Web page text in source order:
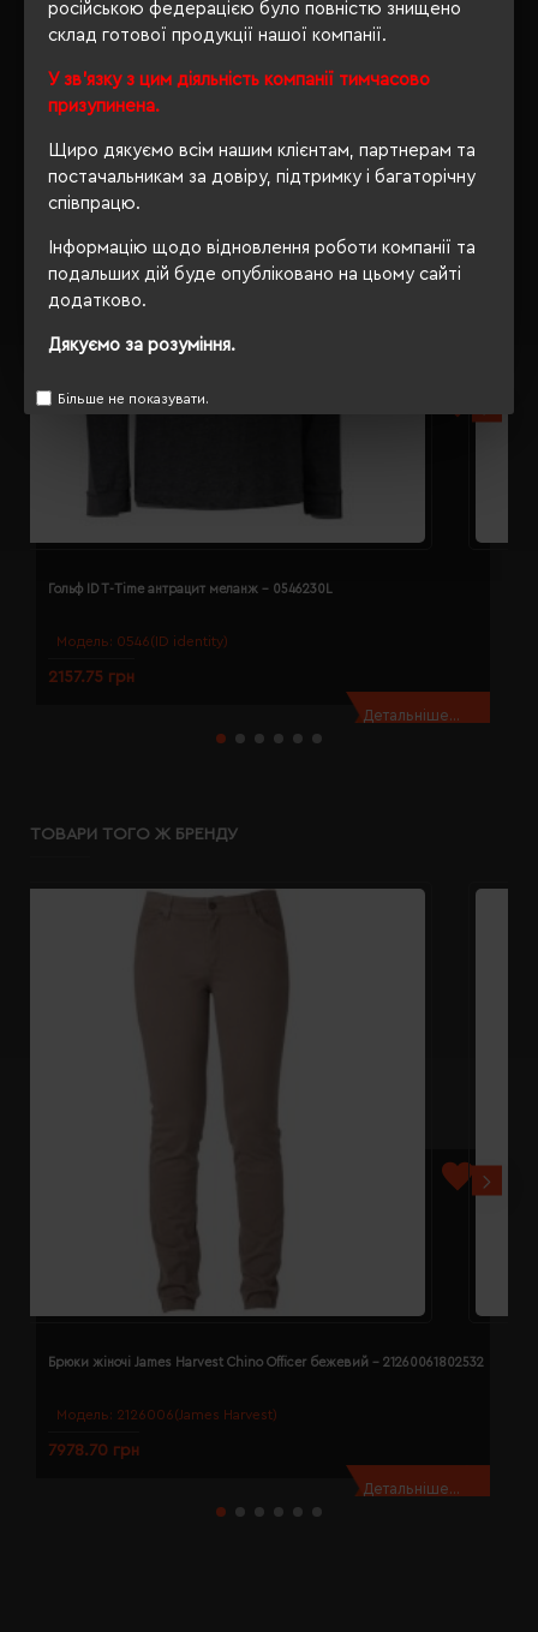
російською федерацією було повністю знищено
склад готової продукції нашої компанії.
У зв'язку з цим діяльність компанії тимчасово
призупинена.
Щиро дякуємо всім нашим клієнтам, партнерам та
постачальникам за довіру, підтримку і багаторічну
співпрацю.
Інформацію щодо відновлення роботи компанії та
подальших дій буде опубліковано на цьому сайті
додатково.
Дякуємо за розуміння.
Більше не показувати.
Модель: 0546(ID identity)
Гольф ID T-Time антрацит меланж - 0546230L
2157.75 грн
Детальніше...
ТОВАРИ ТОГО Ж БРЕНДУ
Модель: 2126006(James Harvest)
Брюки жіночі James Harvest Chino Officer бежевий - 21260061802532
7978.70 грн
Детальніше...